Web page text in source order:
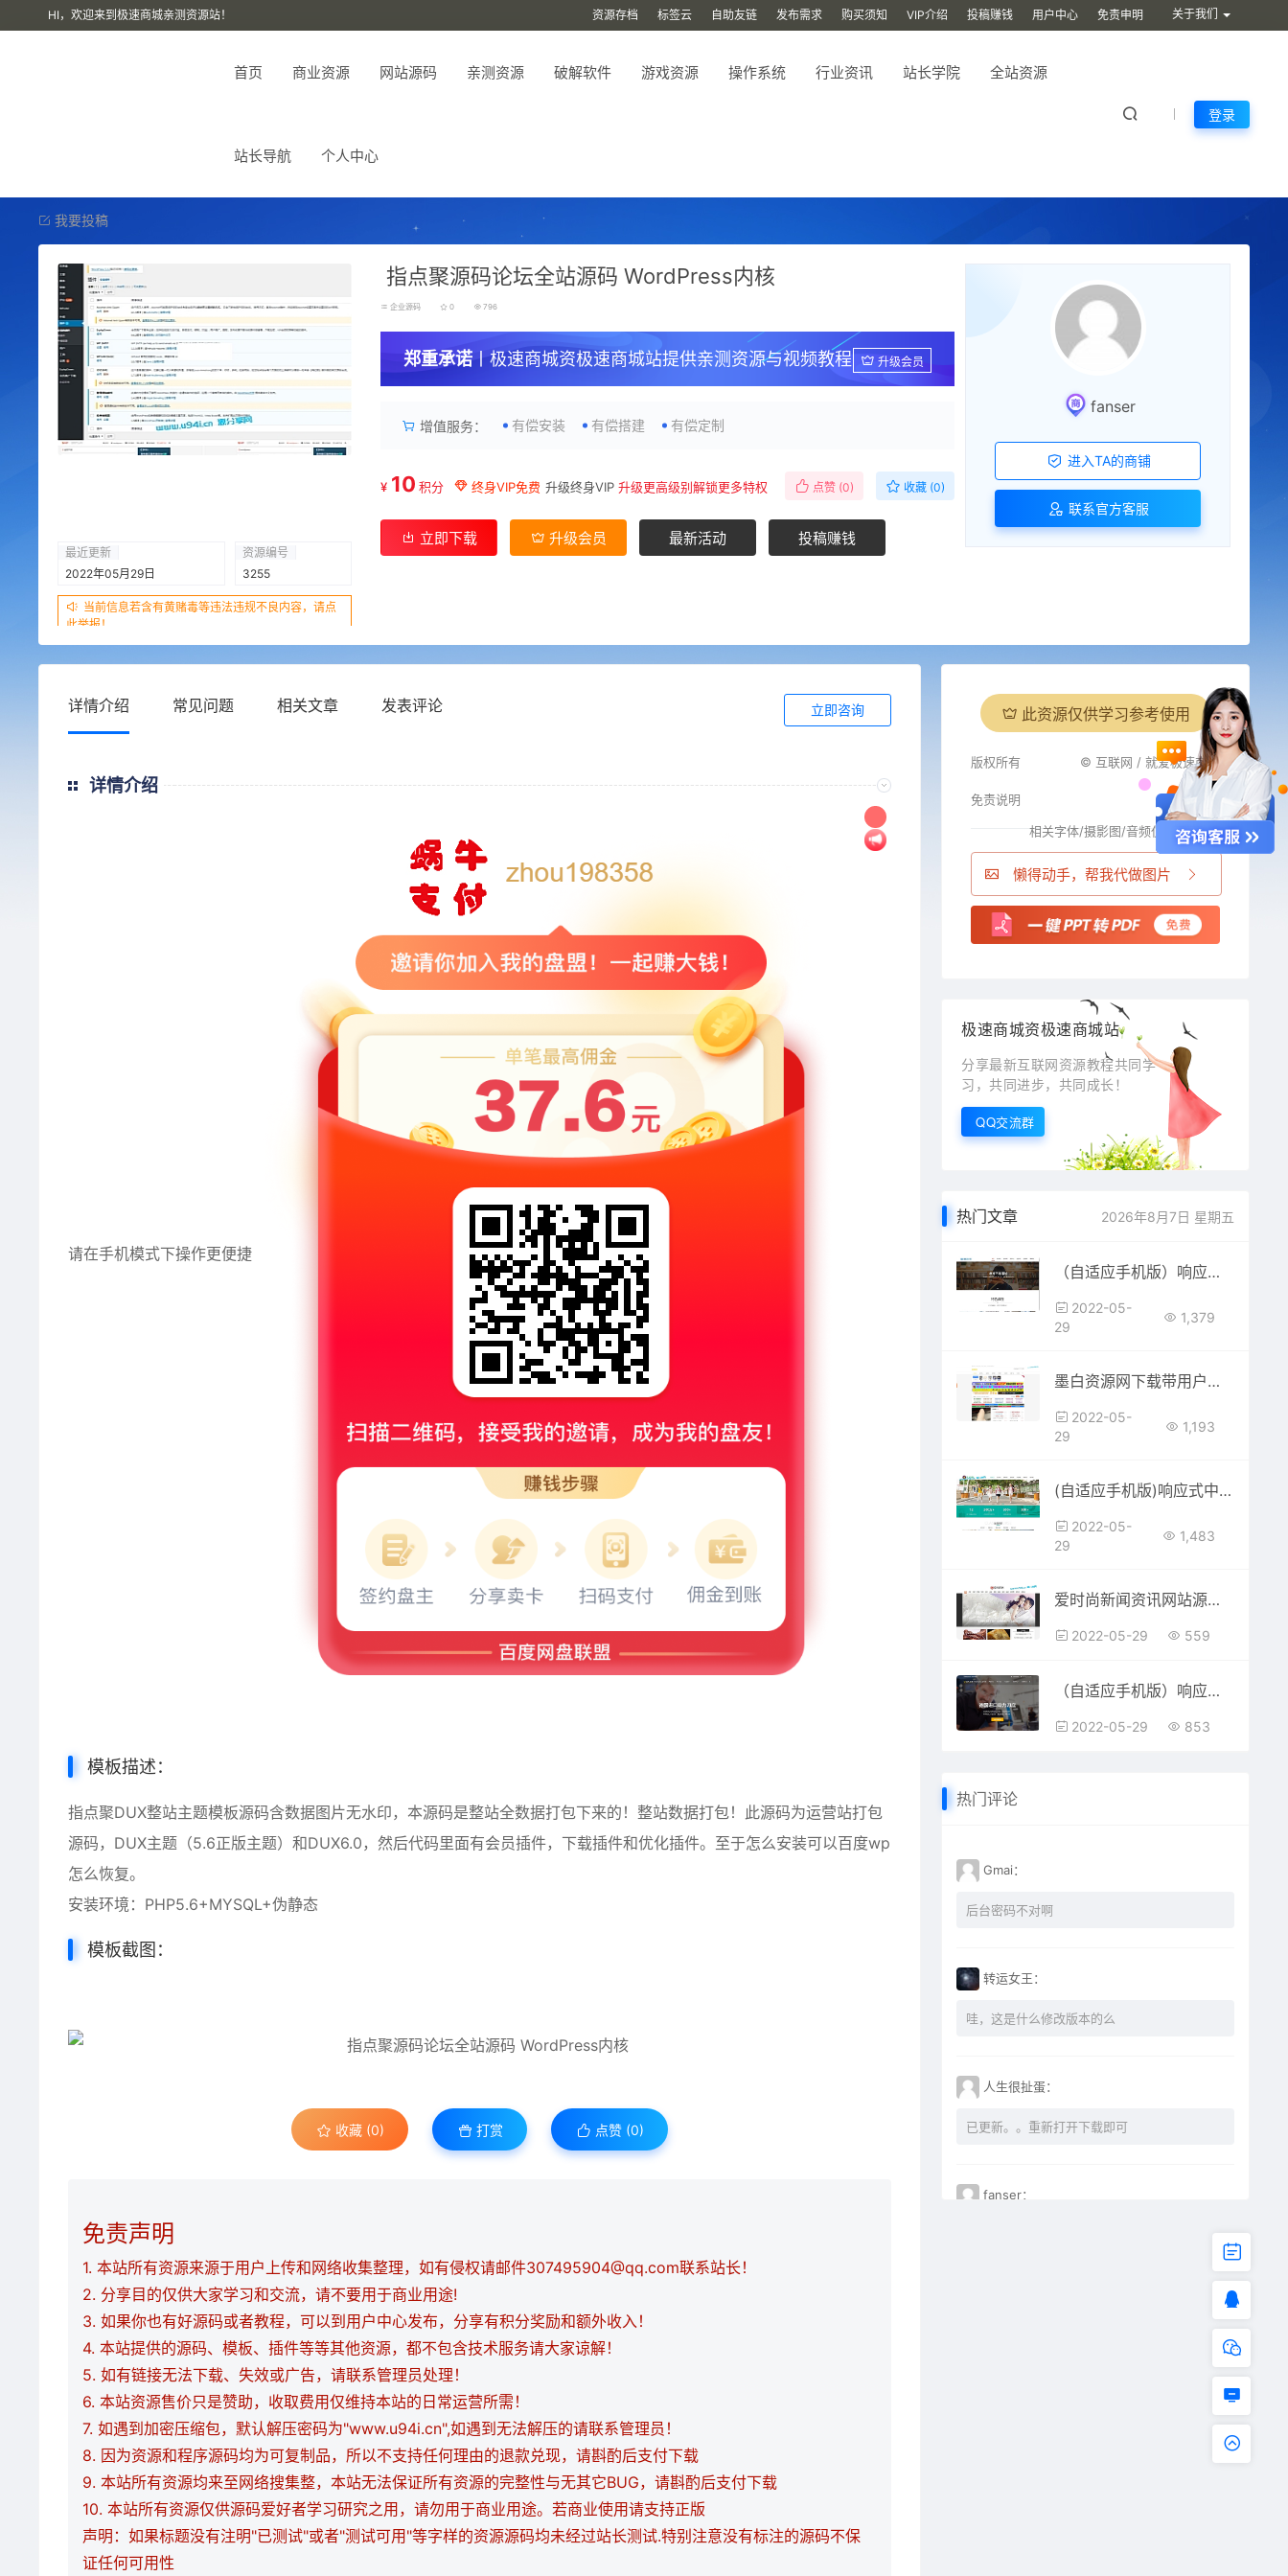
HI，欢迎来到极速商城亲测资源站！ 资源存档 标签云 自助友链 发布需求 购买须知 VIP介绍 投稿赚钱 用户中心 免责申明 关于我们
首页 商业资源 网站源码 亲测资源 破解软件 游戏资源 操作系统 行业资讯 站长学院 全站资源
站长导航 个人中心
登录
我要投稿
最近更新
2022年05月29日
资源编号
3255
当前信息若含有黄赌毒等违法违规不良内容，请点
此举报！
指点聚源码论坛全站源码 WordPress内核
企业源码 0 796
郑重承诺丨极速商城资极速商城站提供亲测资源与视频教程 升级会员
增值服务： 有偿安装 有偿搭建 有偿定制
¥ 10 积分 终身VIP免费 升级终身VIP 升级更高级别解锁更多特权 点赞 (0) 收藏 (0)
立即下载 升级会员 最新活动 投稿赚钱
fanser
进入TA的商铺
联系官方客服
详情介绍 常见问题 相关文章 发表评论 立即咨询
详情介绍
请在手机模式下操作更便捷
模板描述：
指点聚DUX整站主题模板源码含数据图片无水印，本源码是整站全数据打包下来的！整站数据打包！此源码为运营站打包
源码，DUX主题（5.6正版主题）和DUX6.0，然后代码里面有会员插件，下载插件和优化插件。至于怎么安装可以百度wp
怎么恢复。
安装环境：PHP5.6+MYSQL+伪静态
模板截图：
收藏 (0) 打赏 点赞 (0)
免责声明
1. 本站所有资源来源于用户上传和网络收集整理，如有侵权请邮件307495904@qq.com联系站长！
2. 分享目的仅供大家学习和交流，请不要用于商业用途!
3. 如果你也有好源码或者教程，可以到用户中心发布，分享有积分奖励和额外收入！
4. 本站提供的源码、模板、插件等等其他资源，都不包含技术服务请大家谅解！
5. 如有链接无法下载、失效或广告，请联系管理员处理！
6. 本站资源售价只是赞助，收取费用仅维持本站的日常运营所需！
7. 如遇到加密压缩包，默认解压密码为"www.u94i.cn",如遇到无法解压的请联系管理员！
8. 因为资源和程序源码均为可复制品，所以不支持任何理由的退款兑现，请斟酌后支付下载
9. 本站所有资源均来至网络搜集整，本站无法保证所有资源的完整性与无其它BUG，请斟酌后支付下载
10. 本站所有资源仅供源码爱好者学习研究之用，请勿用于商业用途。若商业使用请支持正版
声明：如果标题没有注明"已测试"或者"测试可用"等字样的资源源码均未经过站长测试.特别注意没有标注的源码不保
证任何可用性
此资源仅供学习参考使用
版权所有 © 互联网 / 就爱极速商城
免责说明
相关字体/摄影图/音频仅供参考 i
懒得动手，帮我代做图片
极速商城资极速商城站
分享最新互联网资源教程共同学
习，共同进步，共同成长！
QQ交流群
热门文章 2026年8月7日 星期五
（自适应手机版）响应式培训招生教育类网站源码 HTML5教育培训机构网站织梦模板
2022-05-
29
1,379
墨白资源网下载带用户中心可投稿免受权
2022-05-
29
1,193
(自适应手机版)响应式中小学早教教育机构类网站源码 HTML5教育培训机构网站织梦模板
2022-05-
29
1,483
爱时尚新闻资讯网站源码 织梦dedecms网站模板 带手机移动端
2022-05-29 559
（自适应手机版）响应式动力刀座类网站源码 HTML刀具设备网站织梦模板
2022-05-29 853
热门评论
Gmai：
后台密码不对啊
转运女王：
哇，这是什么修改版本的么
人生很扯蛋：
已更新。。重新打开下载即可
fanser：